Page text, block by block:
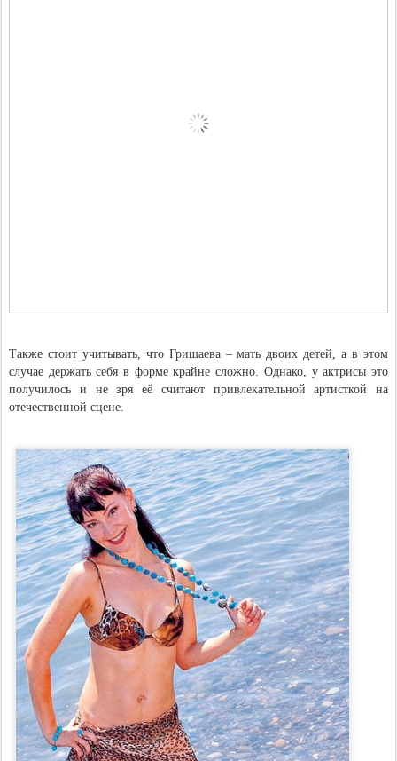
Также стоит учитывать, что Гришаева – мать двоих детей, а в этом
случае держать себя в форме крайне сложно. Однако, у актрисы это
получилось и не зря её считают привлекательной артисткой на
отечественной сцене.